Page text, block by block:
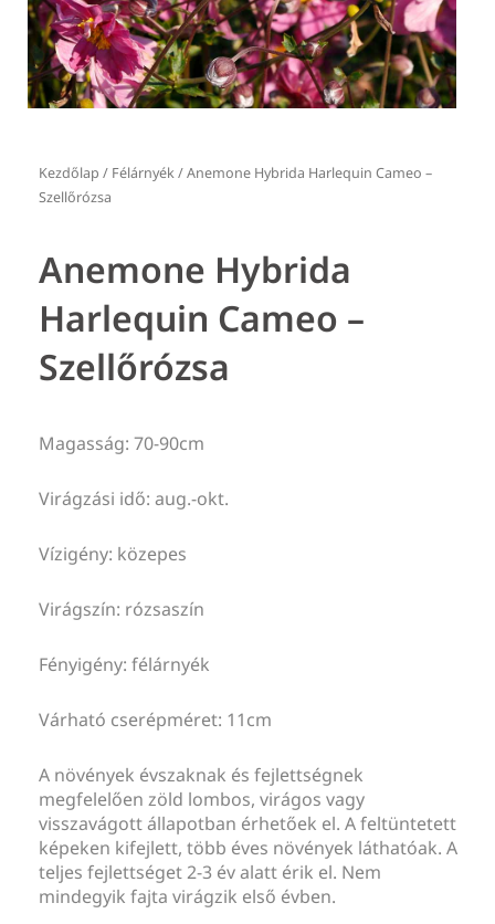
Kezdőlap / Félárnyék/ Anemone Hybrida Harlequin Cameo –
Szellőrózsa
Anemone Hybrida
Harlequin Cameo –
Szellőrózsa
Magasság: 70-90cm
Virágzási idő: aug.-okt.
Vízigény: közepes
Virágszín: rózsaszín
Fényigény: félárnyék
Várható cserépméret: 11cm
A növények évszaknak és fejlettségnek
megfelelően zöld lombos, virágos vagy
visszavágott állapotban érhetőek el. A feltüntetett
képeken kifejlett, több éves növények láthatóak. A
teljes fejlettséget 2-3 év alatt érik el. Nem
mindegyik fajta virágzik első évben.